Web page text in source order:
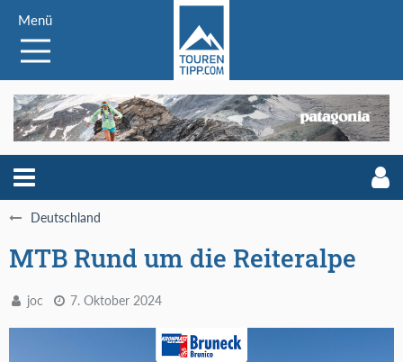
Menü
Deutschland
MTB Rund um die Reiteralpe
joc 7. Oktober 2024